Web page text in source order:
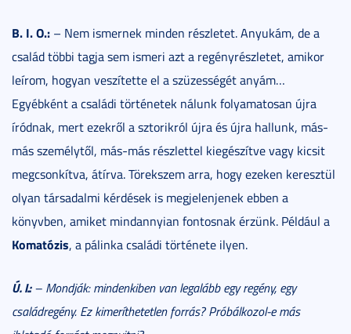
B. I. O.: – Nem ismernek minden részletet. Anyukám, de a
család többi tagja sem ismeri azt a regényrészletet, amikor
leírom, hogyan veszítette el a szüzességét anyám…
Egyébként a családi történetek nálunk folyamatosan újra
íródnak, mert ezekről a sztorikról újra és újra hallunk, más-
más személytől, más-más részlettel kiegészítve vagy kicsit
megcsonkítva, átírva. Törekszem arra, hogy ezeken keresztül
olyan társadalmi kérdések is megjelenjenek ebben a
könyvben, amiket mindannyian fontosnak érzünk. Például a
Komatózis, a pálinka családi története ilyen.
Ú. I.: – Mondják: mindenkiben van legalább egy regény, egy
családregény. Ez kimeríthetetlen forrás? Próbálkozol-e más